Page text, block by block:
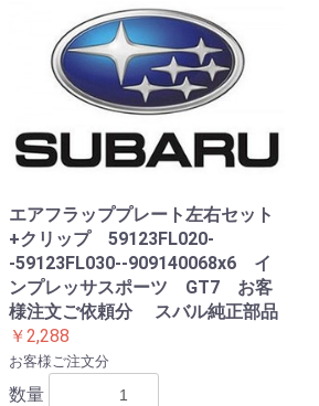
エアフラッププレート左右セット
+クリップ 59123FL020-
-59123FL030--909140068x6 イ
ンプレッサスポーツ GT7 お客
様注文ご依頼分 スバル純正部品
￥2,288
お客様ご注文分
数量